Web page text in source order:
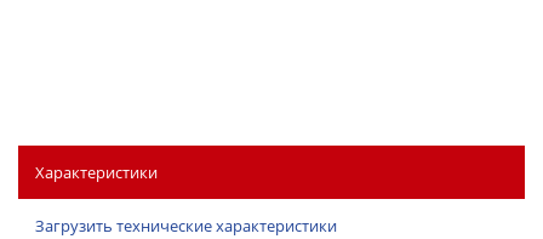
Характеристики
Загрузить технические характеристики